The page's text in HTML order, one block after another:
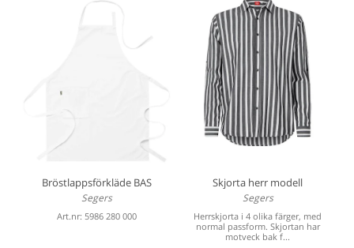
Bröstlappsförkläde BAS
Segers
Art.nr: 5986 280 000
Skjorta herr modell
Segers
Herrskjorta i 4 olika färger, med
normal passform. Skjortan har
motveck bak f...